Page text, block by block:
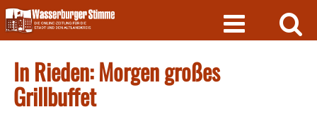
Skip
to
content
In Rieden: Morgen großes
Grillbuffet